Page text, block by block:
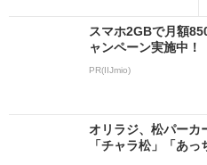
スマホ2GBで月額
ャンペーン実施中！
PR(IIJmio)
オリラジ、松パーカ
「チャラ松」「あ